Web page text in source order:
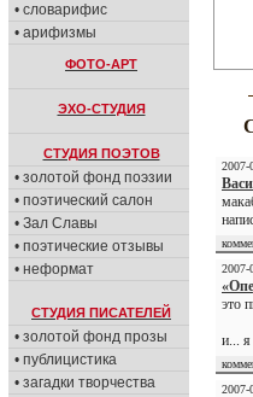
• словарифис
• арифизмы
ФОТО-АРТ
ЭХО-СТУДИЯ
СТУДИЯ ПОЭТОВ
• золотой фонд поэзии
• поэтический салон
• Зал Славы
• поэтические отзывы
• неформат
СТУДИЯ ПИСАТЕЛЕЙ
• золотой фонд прозы
• публицистика
• загадки творчества
2007-
2007-
это
и... я
2007-